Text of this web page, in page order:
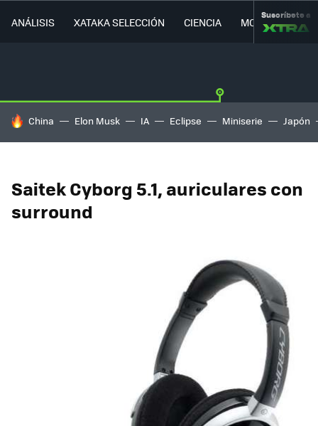
ANÁLISIS XATAKA SELECCIÓN CIENCIA MOVILIDAD
Suscríbete a
HOY SE HABLA DE
China Elon Musk IA Eclipse Miniserie Japón
Saitek Cyborg 5.1, auriculares con
surround